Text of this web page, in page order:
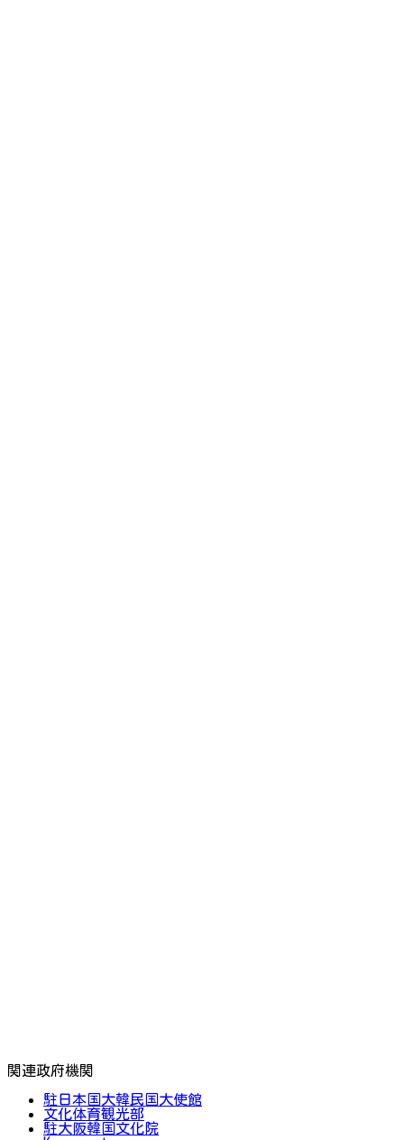
関連政府機関
駐日本国大韓民国大使館
文化体育観光部
駐大阪韓国文化院